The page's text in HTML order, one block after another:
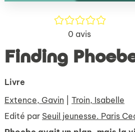
/5
0 avis
Finding
Livre
Extence, Gavin
Troin, Isabelle
Edité par Seuil jeunesse. Paris